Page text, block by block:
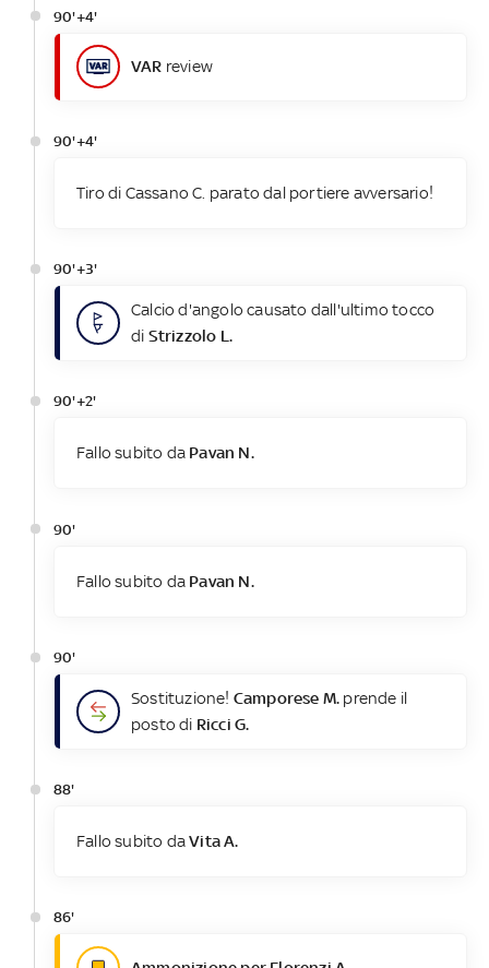
90'+4'
VAR review
90'+4'
Tiro di Cassano C. parato dal portiere avversario!
90'+3'
Calcio d'angolo causato dall'ultimo tocco
di Strizzolo L.
90'+2'
Fallo subito da Pavan N.
90'
Fallo subito da Pavan N.
90'
Sostituzione! Camporese M. prende il
posto di Ricci G.
88'
Fallo subito daVita A.
86'